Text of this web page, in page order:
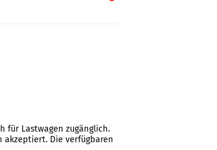
für Lastwagen zugänglich.
akzeptiert. Die verfügbaren